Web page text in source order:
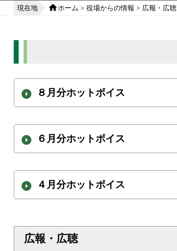
現在地 ホーム > 役場からの情報 > 広報・広聴
８月分ホットボイス
６月分ホットボイス
４月分ホットボイス
広報・広聴